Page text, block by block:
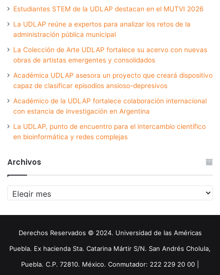
Estudiantes STEM de la UDLAP destacan en el MUTVI 2026
La UDLAP reúne a expertos para analizar los retos de la
administración pública municipal
La Colección de Arte UDLAP fortalece su acervo con nuevas
obras de artistas emergentes y consolidados
Académica UDLAP asesora un proyecto que creará dispositivo
capaz de clasificar episodios ansioso-depresivos
Académico de la UDLAP fortalece colaboración internacional
con estancia de investigación en Argentina
La UDLAP, punto de encuentro para el intercambio científico
en bioinformática y redes complejas
Archivos
Archivos
Derechos Reservados © 2024. Universidad de las Américas
Puebla. Ex hacienda Sta. Catarina Mártir S/N. San Andrés Cholula,
Puebla. C.P. 72810. México. Conmutador: 222 229 20 00 |